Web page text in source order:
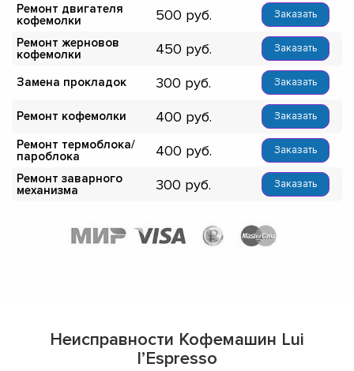
Ремонт двигателя
кофемолки
500 Заказать
Ремонт жерновов
кофемолки
450 Заказать
Замена прокладок 300 Заказать
Ремонт кофемолки 400 Заказать
Ремонт термоблока/
пароблока
400 Заказать
Ремонт заварного
механизма
300 Заказать
Неисправности Кофемашин Lui
l’Espresso